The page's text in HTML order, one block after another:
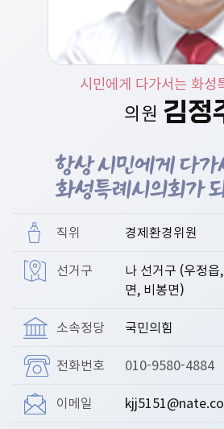
동
진
시민에게 다가서는 화성
의원 김정
직위
경제환경위원
선거구
나 선거구 (우정
면, 비봉면)
소속정당
국민의힘
전화번호
010-9580-4884
이메일